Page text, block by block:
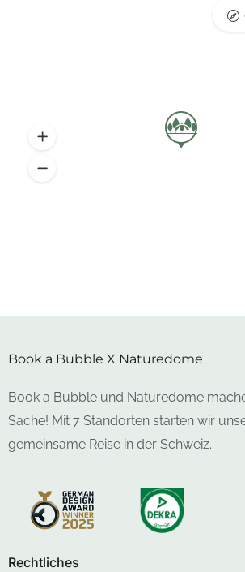
Book a Bubble X Naturedome
Book a Bubble und Naturedome
Sache! Mit 7 Standorten starten wir
gemeinsame Reise in der Schweiz.
Rechtliches